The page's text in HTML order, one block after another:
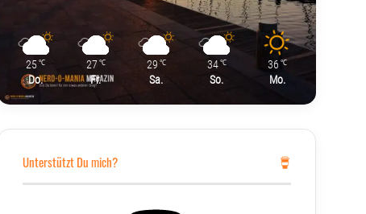
25 ℃
Do.
27 ℃
Fr.
29 ℃
Sa.
34 ℃
So.
36 ℃
Mo.
Unterstützt Du mich?